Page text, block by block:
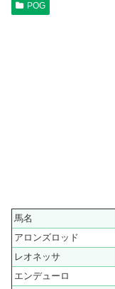
POG
馬名
アロンズロッド
レオネッサ
エンデューロ